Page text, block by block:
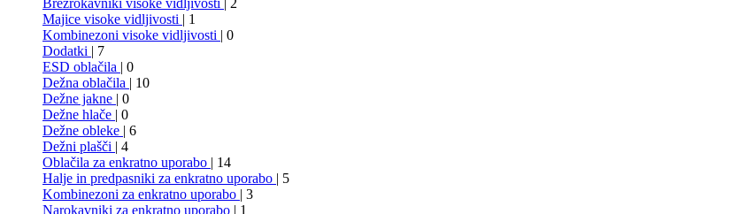
Brezrokavniki visoke vidljivosti | 2
Majice visoke vidljivosti | 1
Kombinezoni visoke vidljivosti | 0
Dodatki | 7
ESD oblačila | 0
Dežna oblačila | 10
Dežne jakne | 0
Dežne hlače | 0
Dežne obleke | 6
Dežni plašči | 4
Oblačila za enkratno uporabo | 14
Halje in predpasniki za enkratno uporabo | 5
Kombinezoni za enkratno uporabo | 3
Narokavniki za enkratno uporabo | 1